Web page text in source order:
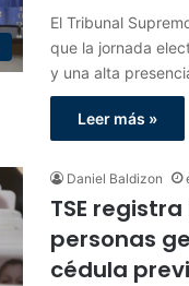
El Tribunal
que la jornada
y una alta
Leer más »
Daniel Baldizon
TSE
personas
cédula